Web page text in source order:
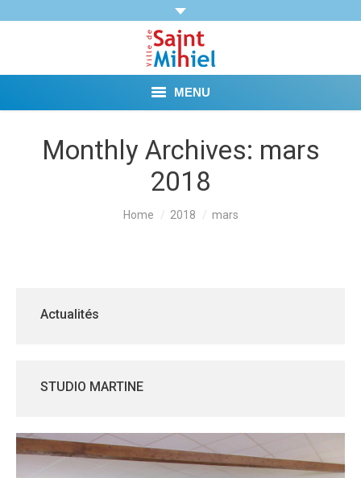
MENU
Agenda
Vie municipale
Démarches et Aides
Monthly Archives: mars
2018
Home 2018 mars
Actualités
STUDIO MARTINE